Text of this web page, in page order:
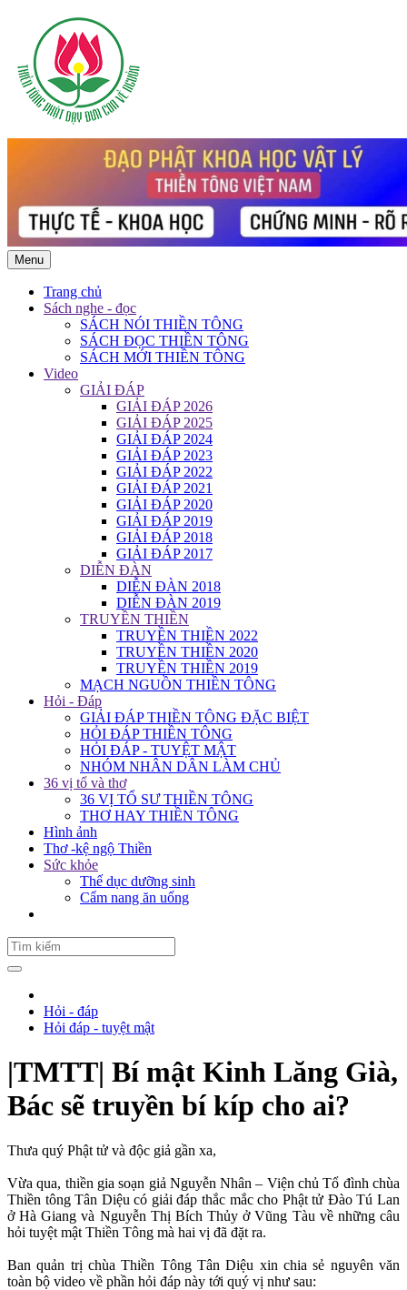
Menu
Trang chủ
Sách nghe - đọc
SÁCH NÓI THIỀN TÔNG
SÁCH ĐỌC THIỀN TÔNG
SÁCH MỚI THIỀN TÔNG
Video
GIẢI ĐÁP
GIẢI ĐÁP 2026
GIẢI ĐÁP 2025
GIẢI ĐÁP 2024
GIẢI ĐÁP 2023
GIẢI ĐÁP 2022
GIẢI ĐÁP 2021
GIẢI ĐÁP 2020
GIẢI ĐÁP 2019
GIẢI ĐÁP 2018
GIẢI ĐÁP 2017
DIỄN ĐÀN
DIỄN ĐÀN 2018
DIỄN ĐÀN 2019
TRUYỀN THIỀN
TRUYỀN THIỀN 2022
TRUYỀN THIỀN 2020
TRUYỀN THIỀN 2019
MẠCH NGUỒN THIỀN TÔNG
Hỏi - Đáp
GIẢI ĐÁP THIỀN TÔNG ĐẶC BIỆT
HỎI ĐÁP THIỀN TÔNG
HỎI ĐÁP - TUYỆT MẬT
NHÓM NHÂN DÂN LÀM CHỦ
36 vị tổ và thơ
36 VỊ TỔ SƯ THIỀN TÔNG
THƠ HAY THIỀN TÔNG
Hình ảnh
Thơ -kệ ngộ Thiền
Sức khỏe
Thế dục dưỡng sinh
Cẩm nang ăn uống
Hỏi - đáp
Hỏi đáp - tuyệt mật
|TMTT| Bí mật Kinh Lăng Già,
Bác sẽ truyền bí kíp cho ai?
Thưa quý Phật tử và độc giả gần xa,
Vừa qua, thiền gia soạn giả Nguyễn Nhân – Viện chủ Tổ đình chùa
Thiền tông Tân Diệu có giải đáp thắc mắc cho Phật tử Đào Tú Lan
ở Hà Giang và Nguyễn Thị Bích Thủy ở Vũng Tàu về những câu
hỏi tuyệt mật Thiền Tông mà hai vị đã đặt ra.
Ban quản trị chùa Thiền Tông Tân Diệu xin chia sẻ nguyên văn
toàn bộ video về phần hỏi đáp này tới quý vị như sau: